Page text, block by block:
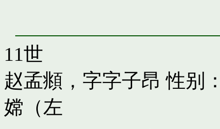
11世
赵孟頫，字字子昂 性别
嫦（左